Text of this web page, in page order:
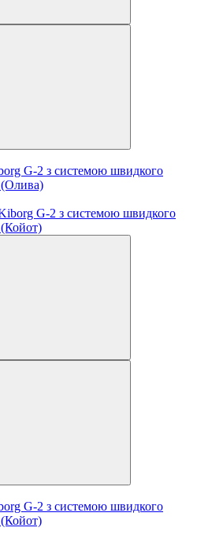
G-2 з системою швидкого
G-2 з системою швидкого